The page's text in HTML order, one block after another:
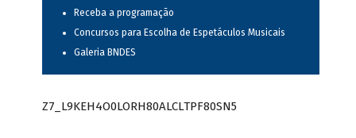
Receba a programação
Concursos para Escolha de Espetáculos Musicais
Galeria BNDES
Z7_L9KEH4O0LORH80ALCLTPF80SN5